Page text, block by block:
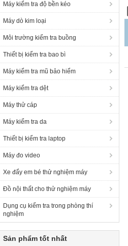
Máy kiểm tra độ bền kéo
Máy dò kim loại
Môi trường kiểm tra buồng
Thiết bị kiểm tra bao bì
Máy kiểm tra mũ bảo hiểm
Máy kiểm tra dệt
Máy thử cáp
Máy kiểm tra da
Thiết bị kiểm tra laptop
Máy đo video
Xe đẩy em bé thử nghiệm máy
Đồ nội thất cho thử nghiệm máy
Dụng cụ kiểm tra trong phòng thí
nghiệm
Sản phẩm tốt nhất